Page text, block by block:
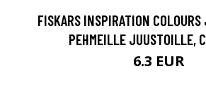
FISKARS INSPIRATION
PEHMEILLE JUUSTOILLE,
6.3 EUR